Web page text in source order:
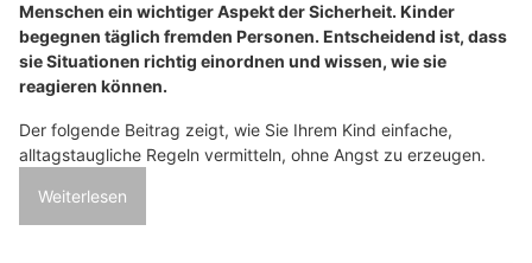
Menschen ein wichtiger Aspekt der Sicherheit. Kinder
begegnen täglich fremden Personen. Entscheidend ist, dass
sie Situationen richtig einordnen und wissen, wie sie
reagieren können.
Der folgende Beitrag zeigt, wie Sie Ihrem Kind einfache,
alltagstaugliche Regeln vermitteln, ohne Angst zu erzeugen.
Weiterlesen